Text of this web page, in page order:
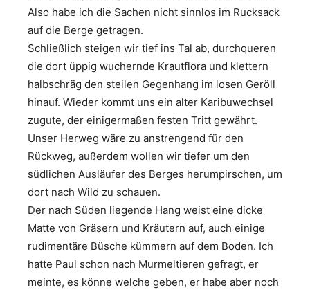
Also habe ich die Sachen nicht sinnlos im Rucksack
auf die Berge getragen.
Schließlich steigen wir tief ins Tal ab, durchqueren
die dort üppig wuchernde Krautflora und klettern
halbschräg den steilen Gegenhang im losen Geröll
hinauf. Wieder kommt uns ein alter Karibuwechsel
zugute, der einigermaßen festen Tritt gewährt.
Unser Herweg wäre zu anstrengend für den
Rückweg, außerdem wollen wir tiefer um den
südlichen Ausläufer des Berges herumpirschen, um
dort nach Wild zu schauen.
Der nach Süden liegende Hang weist eine dicke
Matte von Gräsern und Kräutern auf, auch einige
rudimentäre Büsche kümmern auf dem Boden. Ich
hatte Paul schon nach Murmeltieren gefragt, er
meinte, es könne welche geben, er habe aber noch